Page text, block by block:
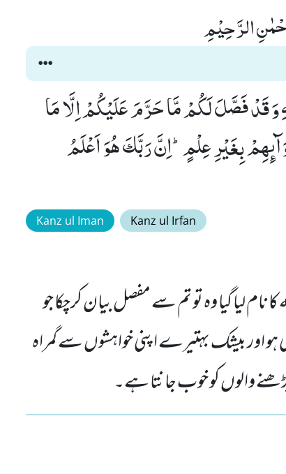
الرَّحِیْمِ
وَ قَدْ فَصَّلَ لَكُمْ مَّا حَرَّمَ عَلَیْكُمْ اِلَّا مَا
بِغَیْرِ عِلْمٍؕ-اِنَّ رَبَّكَ هُوَ اَعْلَمُ
Kanz ul Iman Kanz ul Irfan
نام لیا گیا وہ تو تم سے مفصل بیان کرچکا جو
اور بیشک بہتیرے اپنی خواہشوں سے گمراہ
والوں کو خوب جانتا ہے۔